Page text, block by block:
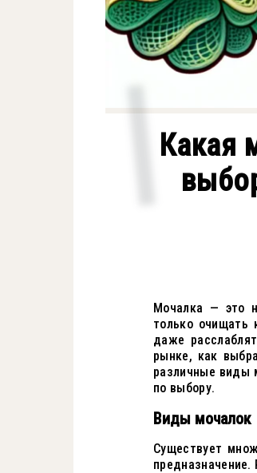
Какая
Мочалка — это
только очищать
даже
рынке, как
различные виды
по выбору.
Виды мочалок
Существует